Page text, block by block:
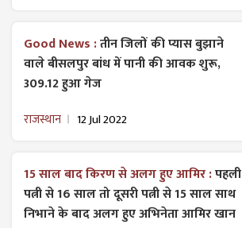
Good News :तीन जिलों की प्यास बुझाने
वाले बीसलपुर बांध में पानी की आवक शुरू,
309.12 हुआ गेज
राजस्थान 12 Jul 2022
15 साल बाद किरण से अलग हुए आमिर :पहली
पत्नी से 16 साल तो दूसरी पत्नी से 15 साल साथ
निभाने के बाद अलग हुए अभिनेता आमिर खान